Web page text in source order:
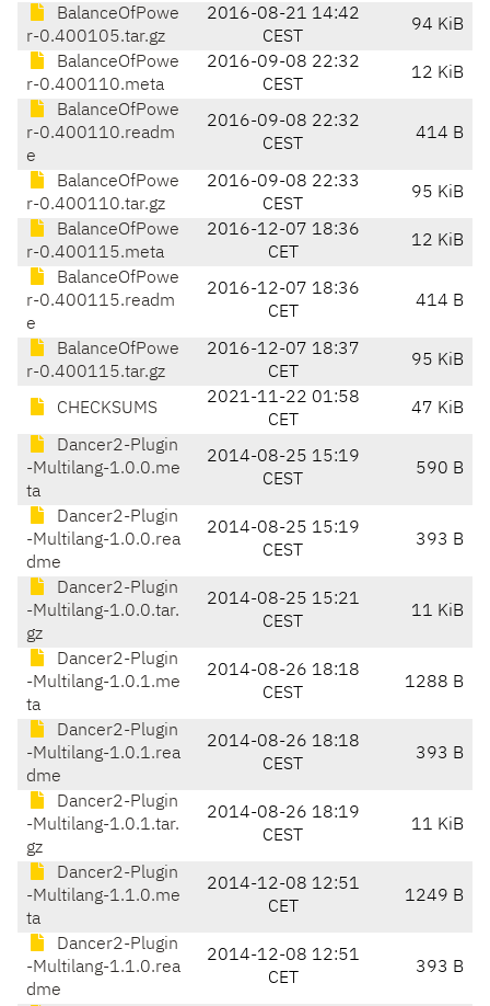
BalanceOfPowe
r-0.400105.tar.gz
2016-08-21 14:42
CEST
94 KiB
BalanceOfPowe
r-0.400110.meta
2016-09-08 22:32
CEST
12 KiB
BalanceOfPowe
r-0.400110.readm
e
2016-09-08 22:32
CEST
414 B
BalanceOfPowe
r-0.400110.tar.gz
2016-09-08 22:33
CEST
95 KiB
BalanceOfPowe
r-0.400115.meta
2016-12-07 18:36
CET
12 KiB
BalanceOfPowe
r-0.400115.readm
e
2016-12-07 18:36
CET
414 B
BalanceOfPowe
r-0.400115.tar.gz
2016-12-07 18:37
CET
95 KiB
CHECKSUMS
2021-11-22 01:58
CET
47 KiB
Dancer2-Plugin
-Multilang-1.0.0.me
ta
2014-08-25 15:19
CEST
590 B
Dancer2-Plugin
-Multilang-1.0.0.rea
dme
2014-08-25 15:19
CEST
393 B
Dancer2-Plugin
-Multilang-1.0.0.tar.
gz
2014-08-25 15:21
CEST
11 KiB
Dancer2-Plugin
-Multilang-1.0.1.me
ta
2014-08-26 18:18
CEST
1288 B
Dancer2-Plugin
-Multilang-1.0.1.rea
dme
2014-08-26 18:18
CEST
393 B
Dancer2-Plugin
-Multilang-1.0.1.tar.
gz
2014-08-26 18:19
CEST
11 KiB
Dancer2-Plugin
-Multilang-1.1.0.me
ta
2014-12-08 12:51
CET
1249 B
Dancer2-Plugin
-Multilang-1.1.0.rea
dme
2014-12-08 12:51
CET
393 B